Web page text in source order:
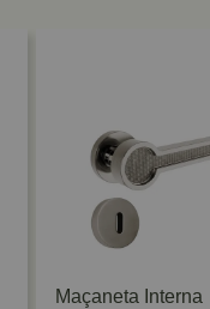
Maçaneta Interna